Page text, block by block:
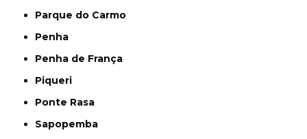
Parque do Carmo
Penha
Penha de França
Piqueri
Ponte Rasa
Sapopemba